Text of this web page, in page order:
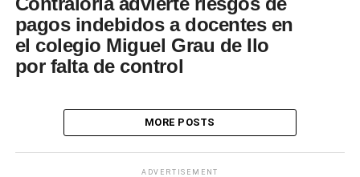
pagos indebidos a docentes en
el colegio Miguel Grau de Ilo
por falta de control
MORE POSTS
ADVERTISEMENT